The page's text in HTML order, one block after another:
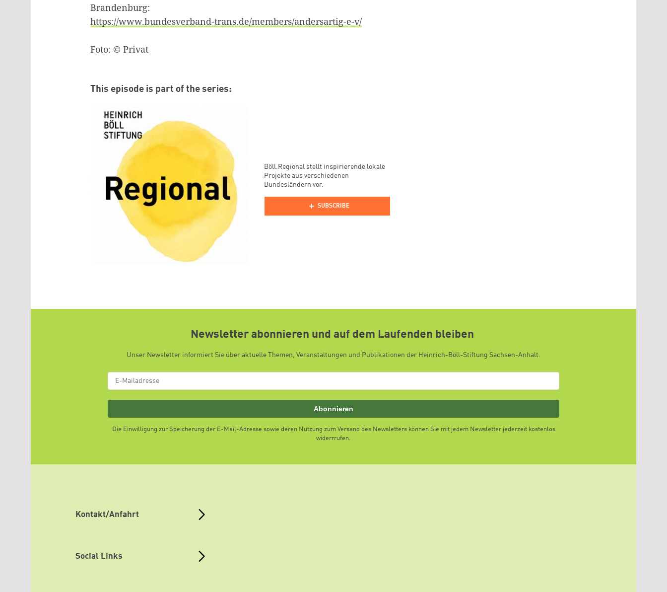
Brandenburg:
https://www.bundesverband-trans.de/members/andersartig-e-v/
Foto: © Privat
This episode is part of the series:
Böll.Regional stellt inspirierende lokale
Projekte aus verschiedenen
Bundesländern vor.
Zum Warenkorb hinzugefügt:
Zum Warenkorb hinzugefügt:
Newsletter abonnieren und auf dem Laufenden bleiben
Unser Newsletter informiert Sie über aktuelle Themen, Veranstaltungen und Publikationen der Heinrich-Böll-Stiftung Sachsen-Anhalt.
Abonnieren
Die Einwilligung zur Speicherung der E-Mail-Adresse sowie deren Nutzung zum Versand des Newsletters können Sie mit jedem Newsletter jederzeit kostenlos
widerrrufen.
Kontakt/Anfahrt
Social Links